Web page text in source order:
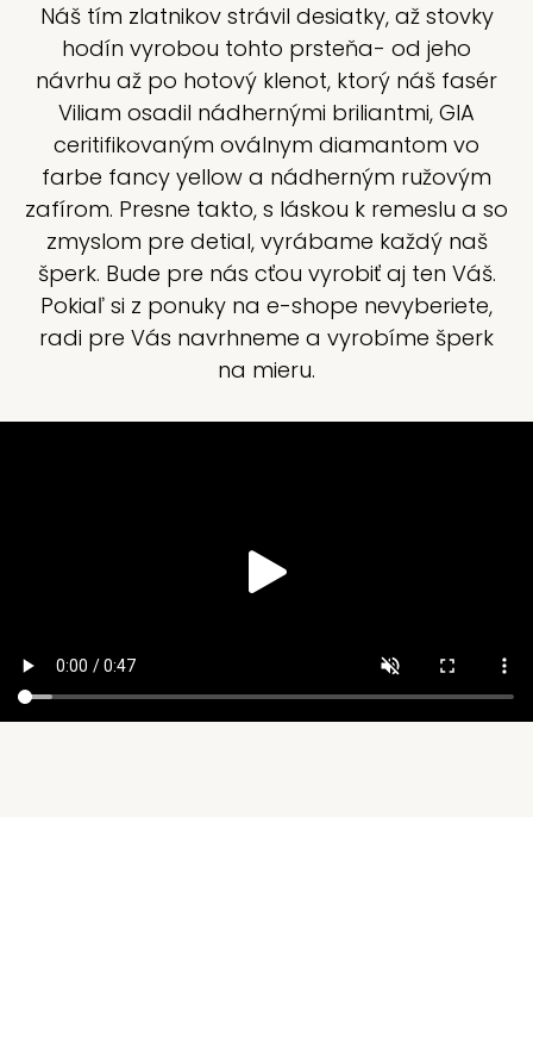
Náš tím zlatnikov strávil desiatky, až stovky
hodín vyrobou tohto prsteňa- od jeho
návrhu až po hotový klenot, ktorý náš fasér
Viliam osadil nádhernými briliantmi, GIA
ceritifikovaným oválnym diamantom vo
farbe fancy yellow a nádherným ružovým
zafírom. Presne takto, s láskou k remeslu a so
zmyslom pre detial, vyrábame každý naš
šperk. Bude pre nás cťou vyrobiť aj ten Váš.
Pokiaľ si z ponuky na e-shope nevyberiete,
radi pre Vás navrhneme a vyrobíme šperk
na mieru.